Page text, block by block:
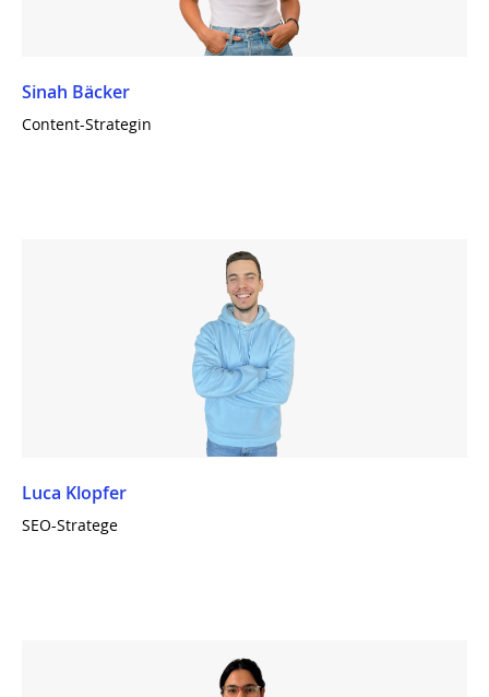
Sinah Bäcker
Content-Strategin
Luca Klopfer
SEO-Stratege